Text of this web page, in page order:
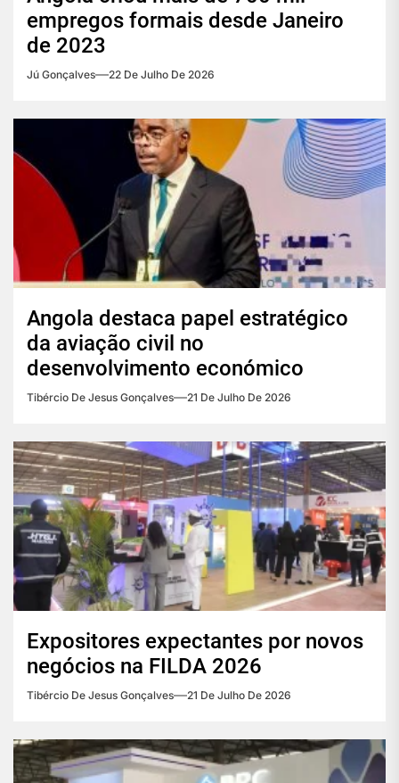
empregos formais desde Janeiro
de 2023
Jú Gonçalves 22 De Julho De 2026
Angola destaca papel estratégico
da aviação civil no
desenvolvimento económico
Tibércio De Jesus Gonçalves 21 De Julho De 2026
Expositores expectantes por novos
negócios na FILDA 2026
Tibércio De Jesus Gonçalves 21 De Julho De 2026